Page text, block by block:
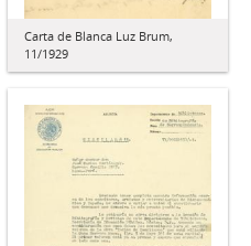
Carta de Blanca Luz Brum,
11/1929